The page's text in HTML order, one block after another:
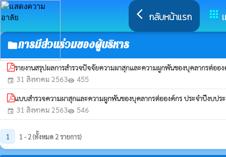
arrow_back_ios กลับหน้าแรก apps
folderการมีส่วนร่วมของผู้บริหาร
รายงานสรุปผลการสำรวจปัจจัยความผาสุกและความผูกพันของบุคลากรต่อ
event 31 สิงหาคม 2563visibility 455
แบบสำรวจความผาสุกและความผูกพันของบุคลากรต่อองค์กร ประจำปีงบป
event 31 สิงหาคม 2563visibility 546
1 1 - 2 (ทั้งหมด 2 รายการ)